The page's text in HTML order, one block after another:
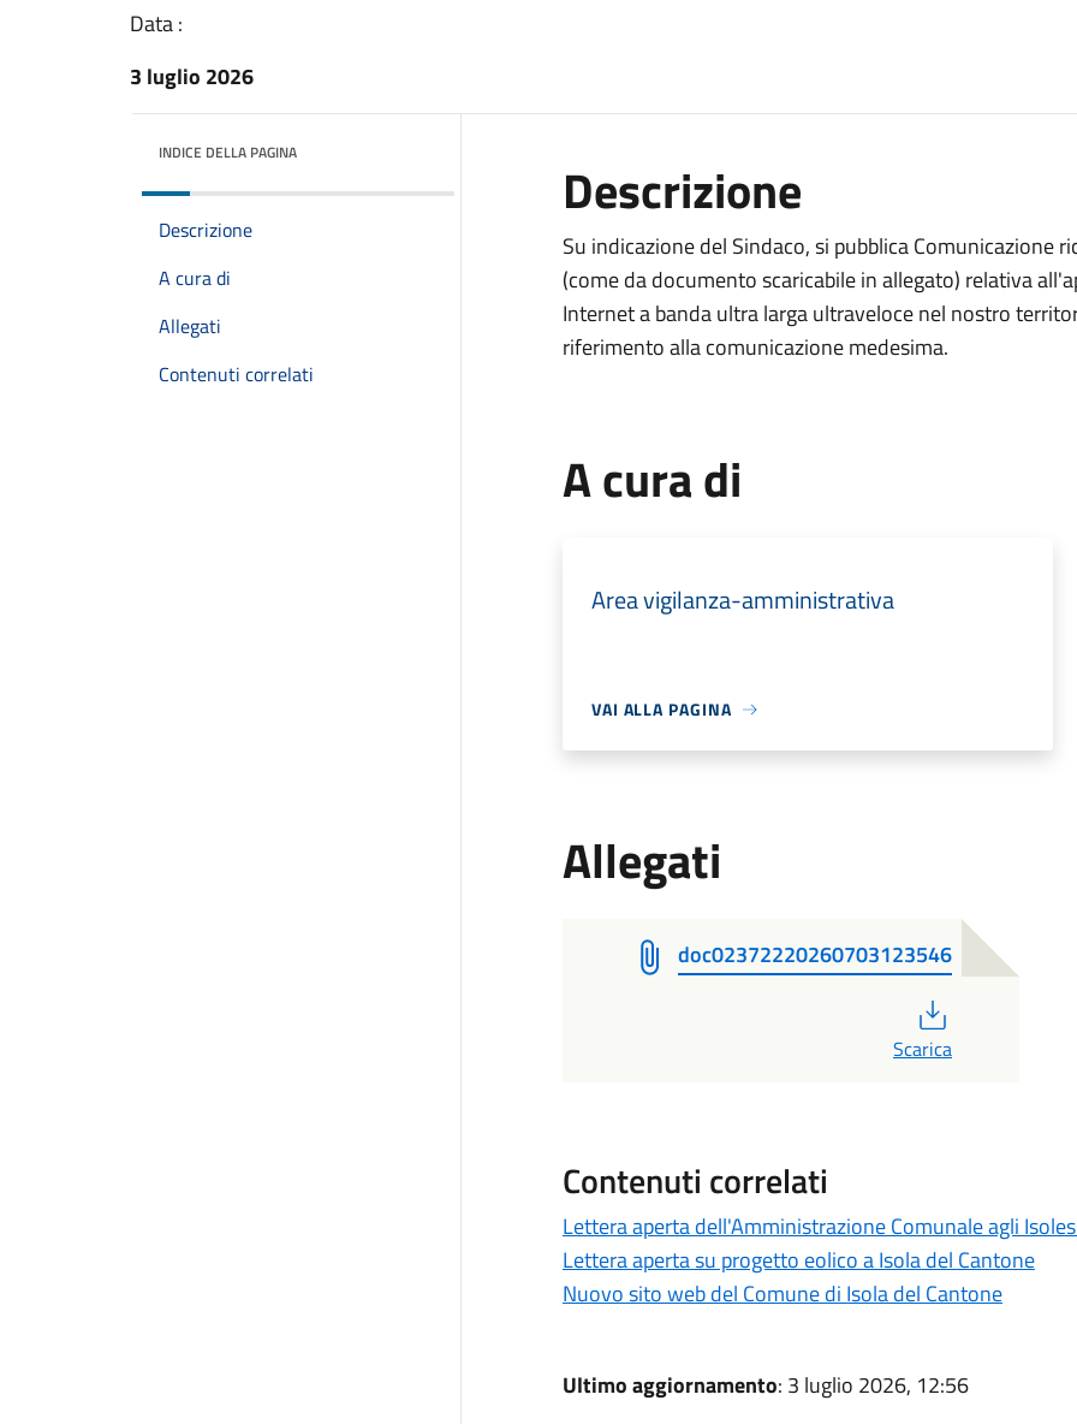
Data :
3 luglio 2026
INDICE DELLA PAGINA
Descrizione
A cura di
Allegati
Contenuti correlati
Descrizione
Su indicazione del Sindaco, si pubblica Comunicazione
(come da documento scaricabile in allegato) relativa
Internet a banda ultra larga ultraveloce nel nostro
riferimento alla comunicazione medesima.
A cura di
Area vigilanza-amministrativa
VAI ALLA PAGINA
Allegati
doc02372220260703123546
Scarica
Contenuti correlati
Lettera aperta dell'Amministrazione Comunale agli
Lettera aperta su progetto eolico a Isola del Cantone
Nuovo sito web del Comune di Isola del Cantone
Ultimo aggiornamento: 3 luglio 2026, 12:56